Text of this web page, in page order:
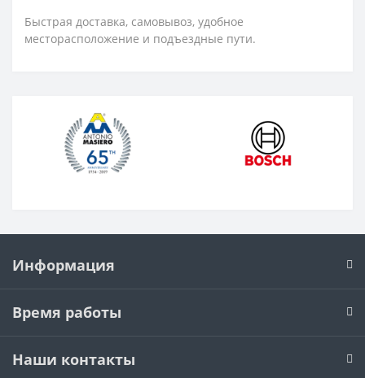
Быстрая доставка, самовывоз, удобное
месторасположение и подъездные пути.
Информация
Время работы
Наши контакты